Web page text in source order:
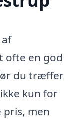
ofte en god
du træffer
kun for
pris, men